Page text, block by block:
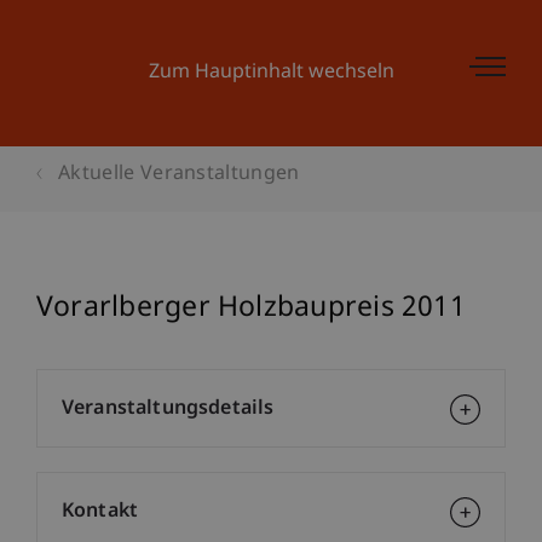
Zum Hauptinhalt wechseln
Aktuelle Veranstaltungen
Vorarlberger Holzbaupreis 2011
Veranstaltungsdetails
Kontakt